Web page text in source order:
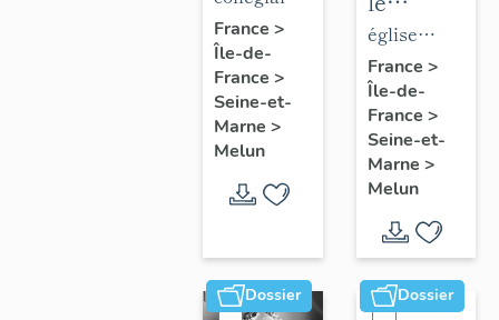
de la
collégiale
Notre-
Dame
Notre-
Dame
France >
Île-de-
France >
Seine-et-
Marne >
Melun
mobilier
de
l'église
Saint-
Aspais
église
paroissiale
Saint-
Aspais
France >
Île-de-
France >
Seine-et-
Marne >
Melun
Dossier Dossier